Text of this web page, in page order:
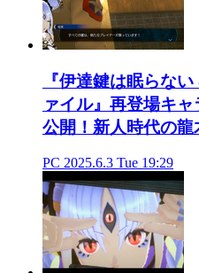
『伊達鍵は眠らな
ァイル』再登場キ
公開！新人時代の龍
PC 2025.6.3 Tue 19:29